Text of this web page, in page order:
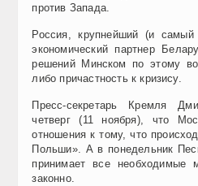
против Запада.
Россия, крупнейший (и
экономический партнер
решений Минском по этому
либо причастность к кризису.
Пресс-секретарь Кремля
четверг (11 ноября), что
отношения к тому, что
Польши». А в понедельник
принимает все необходимые
законно.